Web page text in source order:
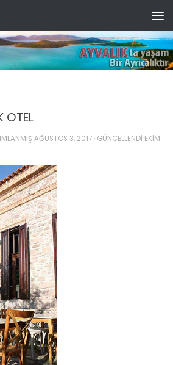
OTEL
AĞUSTOS 3, 2017 · GÜNCELLENDI EKIM